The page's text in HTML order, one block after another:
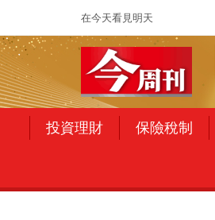
在今天看見明天
投資理財 保險稅制